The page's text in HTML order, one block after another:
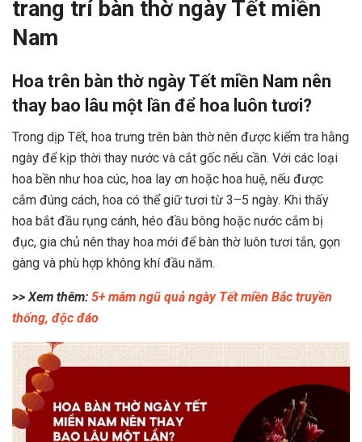
trang trí bàn thờ ngày Tết miền
Nam
Hoa trên bàn thờ ngày Tết miền Nam nên
thay bao lâu một lần để hoa luôn tươi?
Trong dịp Tết, hoa trưng trên bàn thờ nên được kiểm tra hằng
ngày để kịp thời thay nước và cắt gốc nếu cần. Với các loại
hoa bền như hoa cúc, hoa lay ơn hoặc hoa huệ, nếu được
cắm đúng cách, hoa có thể giữ tươi từ 3–5 ngày. Khi thấy
hoa bắt đầu rụng cánh, héo đầu bông hoặc nước cắm bị
đục, gia chủ nên thay hoa mới để bàn thờ luôn tươi tắn, gọn
gàng và phù hợp không khí đầu năm.
>> Xem thêm: 5+ mâm ngũ quả ngày Tết miền Bắc truyền
thống, độc đáo